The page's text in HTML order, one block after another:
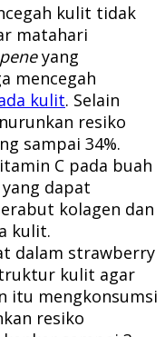
kulit tidak
matahari
yang
mencegah
kulit. Selain
resiko
sampai 34%.
C pada buah
dapat
kolagen dan
kulit.
dalam strawberry
kulit agar
itu mengkonsumsi
resiko